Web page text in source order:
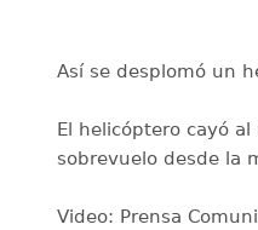
Así se desplomó un
El helicóptero cayó
sobrevuelo desde la
Video: Prensa